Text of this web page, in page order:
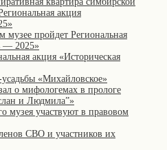
акция
музее пройдет Региональная
— 2025»
акция «Историческая
«Михайловское»
о мифологемах в прологе
и Людмила”»
музея участвуют в правовом
СВО и участников их